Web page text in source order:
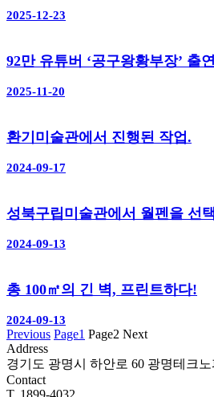
2025-12-23
92만 유튜버 ‘공구왕황부장’ 출
2025-11-20
환기미술관에서 진행된 작업.
2024-09-17
성북구립미술관에서 월펜을 선
2024-09-13
총 100㎡의 긴 벽, 프린트하다!
2024-09-13
Previous Page1 Page2 Next
Address
경기도 광명시 하안로 60 광명테크노
Contact
T. 1899-4032